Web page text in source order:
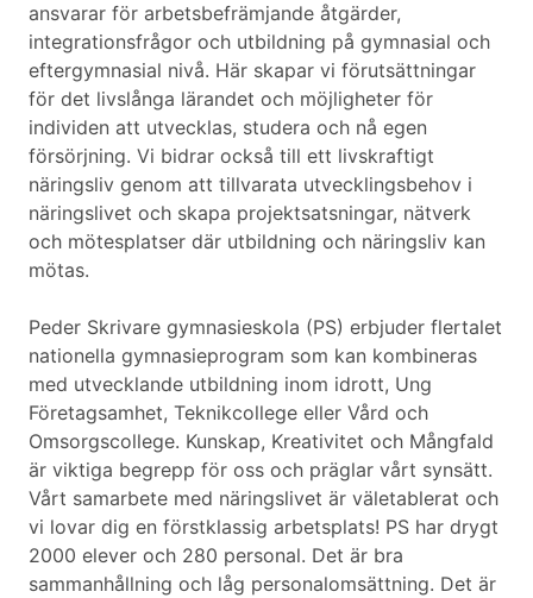
ansvarar för arbetsbefrämjande åtgärder,
integrationsfrågor och utbildning på gymnasial och
eftergymnasial nivå. Här skapar vi förutsättningar
för det livslånga lärandet och möjligheter för
individen att utvecklas, studera och nå egen
försörjning. Vi bidrar också till ett livskraftigt
näringsliv genom att tillvarata utvecklingsbehov i
näringslivet och skapa projektsatsningar, nätverk
och mötesplatser där utbildning och näringsliv kan
mötas.
Peder Skrivare gymnasieskola (PS) erbjuder flertalet
nationella gymnasieprogram som kan kombineras
med utvecklande utbildning inom idrott, Ung
Företagsamhet, Teknikcollege eller Vård och
Omsorgscollege. Kunskap, Kreativitet och Mångfald
är viktiga begrepp för oss och präglar vårt synsätt.
Vårt samarbete med näringslivet är väletablerat och
vi lovar dig en förstklassig arbetsplats! PS har drygt
2000 elever och 280 personal. Det är bra
sammanhållning och låg personalomsättning. Det är